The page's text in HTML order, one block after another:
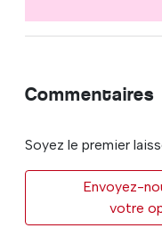
Commentaires
Soyez le premier
Envoyez-
votre